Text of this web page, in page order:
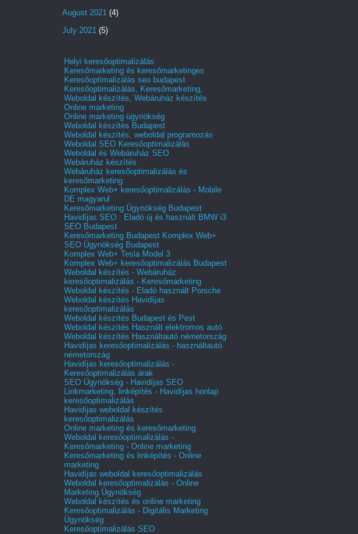
August 2021 (4)
July 2021 (5)
Helyi keresőoptimalizálás
Keresőmarketing és keresőmarketinges
Keresőoptimalizálás seo budapest
Keresőoptimalizálás, Keresőmarketing,
Weboldal készítés, Webáruház készítés
Online marketing
Online marketing ügynökség
Weboldal készítés Budapest
Weboldal készítés, weboldal programozás
Weboldal SEO Keresőoptimalizálás
Weboldal és Webáruház SEO
Webáruház készítés
Webáruház keresőoptimalizálás és
keresőmarketing
Komplex Web+ keresőoptimalizálás - Mobile
DE magyarul
Keresőmarketing Ügynökség Budapest
Havidíjas SEO : Eladó új és használt BMW i3
SEO Budapest
Keresőmarketing Budapest Komplex Web+
SEO Ügynökség Budapest
Komplex Web+ Tesla Model 3
Komplex Web+ keresőoptimalizálás Budapest
Weboldal készítés - Webáruház
keresőoptimalizálás - Keresőmarketing
Weboldal készítés - Eladó használt Porsche
Weboldal készítés Havidíjas
keresőoptimalizálás
Weboldal készítés Budapest és Pest
Weboldal készítés Használt elektromos autó
Weboldal készítés Használtautó németország
Havidíjas keresőoptimalizálás - használtautó
németország
Havidíjas keresőoptimalizálás -
Keresőoptimalizálás árak
SEO Ügynökség - Havidíjas SEO
Linkmarketing, linképítés - Havidíjas honlap
keresőoptimalizálás
Havidíjas weboldal készítés
keresőoptimalizálás
Online marketing és keresőmarketing
Weboldal keresőoptimalizálás -
Keresőmarketing - Online marketing
Keresőmarketing és linképítés - Online
marketing
Havidíjas weboldal keresőoptimalizálás
Weboldal keresőoptimalizálás - Online
Marketing Ügynökség
Weboldal készítés és online marketing
Keresőoptimalizálás - Digitális Marketing
Ügynökség
Keresőoptimalizálás SEO